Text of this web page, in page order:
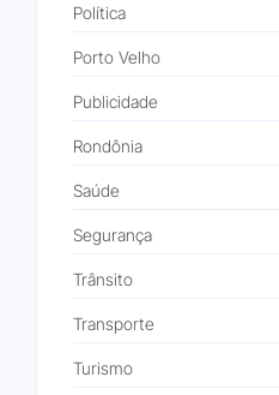
Política
Porto Velho
Publicidade
Rondônia
Saúde
Segurança
Trânsito
Transporte
Turismo